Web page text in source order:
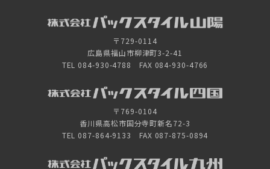
〒729-0114
広島県福山市柳津町3-2-41
TEL 084-930-4788 FAX 084-930-4766
〒769-0104
香川県高松市国分寺町新名72-3
TEL 087-864-9133 FAX 087-875-0894